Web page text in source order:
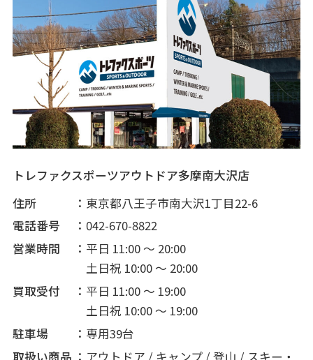
トレファクスポーツアウトドア多摩南大沢店
住所
東京都八王子市南大沢1丁目22-6
電話番号
042-670-8822
営業時間
平日 11:00 ～ 20:00
土日祝 10:00 ～ 20:00
買取受付
平日 11:00 ～ 19:00
土日祝 10:00 ～ 19:00
駐車場
専用39台
取扱い商品
アウトドア / キャンプ / 登山 / スキー・